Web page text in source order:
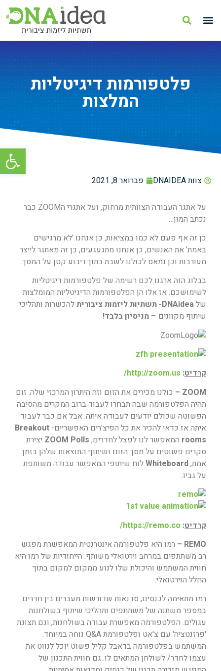
פתח
פלטפורמות דיגיטליות
המלצות
צוות DNAIDEA פברואר 8, 2021
על אתגר העבודה הצוותית מרחוק, ועל אתגרי הZOOM כבר
נכתב המון…
כן זה אף פעם לא כמו במציאות, כן אנחנו 'לא מרגישים
באמת' את האנשים, כן אנחנו מתגעגעים, כן זה מאתגר לייצר
מעורבות וכן נמאס לכולנו לשבת בתוך ריבוע קטן על המסך.
בבלוג הזה ארגנו לכם רשימה של פלטפורמות דיגיטליות
לשימושכם. אז אלו הן הפלטפורמות הדיגיטליות המומלצות
של
להכשרות ותהליכי
שיתוף מקוונים – מניסיון בלבד!
קרדיט:
http://zoom.us/
ZOOM –
כולנו מכירים את הזום וזה היתרון המרכזי שלה. זום
תהיה הפלטפורמה שבה תבחרו לעבוד ברוב המקרים מהסיבה
הפשוטה שכולם יודעים לעבודה איתה. אבל אם כבר לעבוד
איתה אז כדאי להכיר את כל הפיצ'רים האפשריים- Breakout
rooms המאפשר לנו לפצל לחדרים, ZOOM Polls יצירת
סקרים פשוטים על מסך הזום ושיתוף התוצאות שלהן בזמן
אמת,Whiteboardלוח שיתופי המאפשר עבודה משותפת
על גביו.
קרדיט:
https://remo.co/
REMO –
רמו היא פלטפורמה אינטרנטית המאפשרת מפגש
רב משתתפים במרחב וירטואלי משותף. הייחודיות של רמו היא
חווית המשתמש והיכולת שלו לנוע ממקום למקום בתוך
החלל הוירטואלי.
רמו מתאימה לכנסים, סדנאות שדורשות מעברים בין חדרים
במספר משתנה של משתתפים ותהליכי שיתוף בשולחנות
עגולים. הפלטפורמה מאפשרת עבודה בשולחנות, וגם תצוגת
'פרזנטציה' עם צ'אט ופלטפורמת Q&A נוחה במיוחד.
המשתמש בפלטפורמה בדאבל קליל פשוט יוכל לנווט את
עצמו לחדר/ לשולחן המתאים לו. גם חווית התכנון של